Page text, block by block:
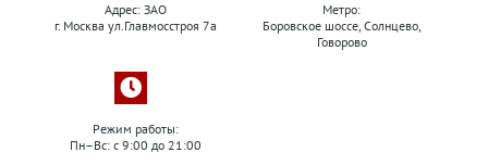
Адрес: ЗАО
г. Москва ул.Главмосстроя 7а
Метро:
Боровское шоссе, Солнцево,
Говорово
Режим работы:
Пн–Вс: с 9:00 до 21:00